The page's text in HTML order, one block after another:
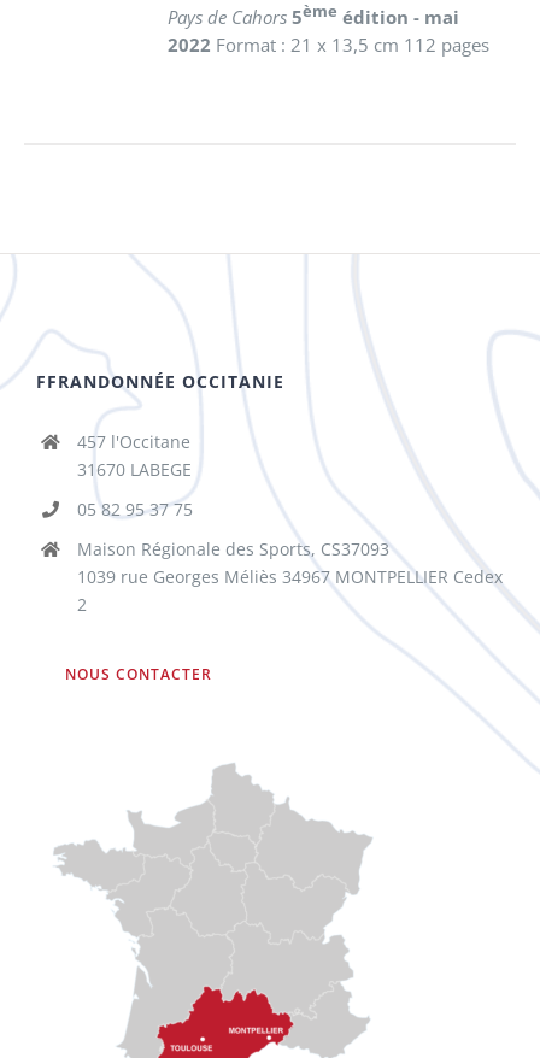
Pays de Cahors 5ème édition - mai
2022 Format : 21 x 13,5 cm 112 pages
FFRANDONNÉE OCCITANIE
457 l'Occitane
31670 LABEGE
05 82 95 37 75
Maison Régionale des Sports, CS37093
1039 rue Georges Méliès 34967 MONTPELLIER Cedex
2
NOUS CONTACTER